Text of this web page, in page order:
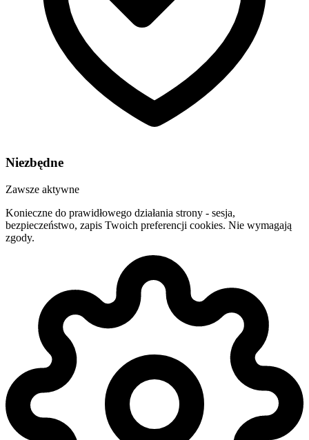
Niezbędne
Zawsze aktywne
Konieczne do prawidłowego działania strony - sesja,
bezpieczeństwo, zapis Twoich preferencji cookies. Nie wymagają
zgody.